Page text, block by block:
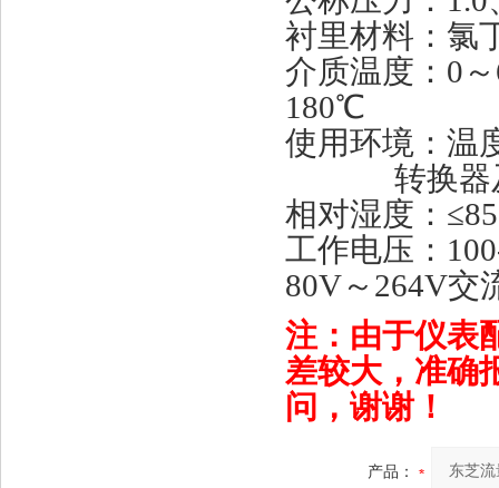
衬里材料：
介质温度：0
180℃
使用环境：
转换器及
相对湿度：
工作电压：
80V～264V交
注：由于仪表
差较大，准确
问，谢谢！
产品：